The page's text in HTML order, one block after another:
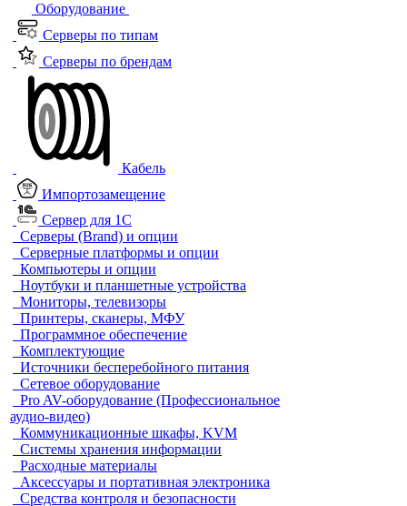
Оборудование
Серверы по типам
Серверы по брендам
Кабель
Импортозамещение
Сервер для 1С
Серверы (Brand) и опции
Серверные платформы и опции
Компьютеры и опции
Ноутбуки и планшетные устройства
Мониторы, телевизоры
Принтеры, сканеры, МФУ
Программное обеспечение
Комплектующие
Источники бесперебойного питания
Сетевое оборудование
Pro AV-оборудование (Профессиональное
аудио-видео)
Коммуникационные шкафы, KVM
Системы хранения информации
Расходные материалы
Аксессуары и портативная электроника
Средства контроля и безопасности